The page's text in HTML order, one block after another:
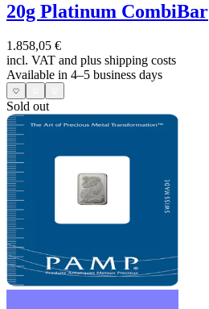
20g Platinum CombiBar
1.858,05 €
incl. VAT and plus shipping costs
Available in 4–5 business days
Sold out